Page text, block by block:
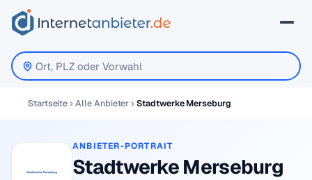
Startseite Alle Anbieter Stadtwerke Merseburg
ANBIETER-PORTRAIT
Stadtwerke Merseburg